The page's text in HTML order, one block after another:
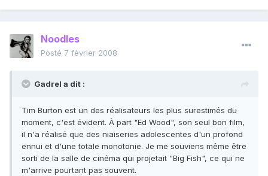
Noodles
Posté 7 février 2008
Gadrel a dit :
Tim Burton est un des réalisateurs les plus surestimés du
moment, c'est évident. À part "Ed Wood", son seul bon film,
il n'a réalisé que des niaiseries adolescentes d'un profond
ennui et d'une totale monotonie. Je me souviens même être
sorti de la salle de cinéma qui projetait "Big Fish", ce qui ne
m'arrive pourtant pas souvent.